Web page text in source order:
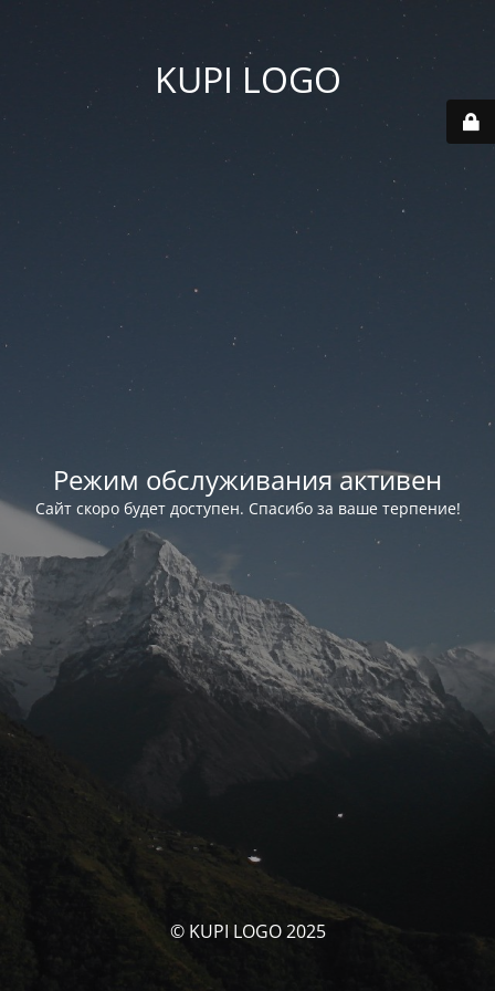
KUPI LOGO
Режим обслуживания активен
Сайт скоро будет доступен. Спасибо за ваше терпение!
© KUPI LOGO 2025